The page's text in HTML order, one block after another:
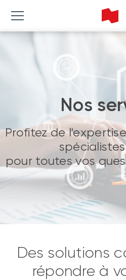
Nos
Profitez de
pour toutes vos
Des solutions
répondre à